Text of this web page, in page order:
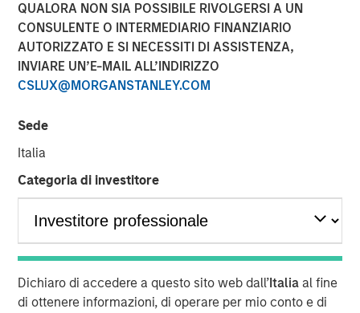
QUALORA NON SIA POSSIBILE RIVOLGERSI A UN
CONSULENTE O INTERMEDIARIO FINANZIARIO
AUTORIZZATO E SI NECESSITI DI ASSISTENZA,
INVIARE UN’E-MAIL ALL’INDIRIZZO
CSLUX@MORGANSTANLEY.COM
Sede
Italia
Categoria di investitore
Dichiaro di accedere a questo sito web dall’Italia al fine
di ottenere informazioni, di operare per mio conto e di
13 DICEMBRE 2018
CARLSBAD, CA – December 13, 2018 08:00 EST
Medsphere Systems Corporation
technology (IT) solutions and services, today announced
Stanley Expansion CapitalandEast West Bank
company will use the funds to address accelerating
demand for Medsphere’s comprehensive suite of
healthcare IT solutions and services, and for strategic
acquisitions.